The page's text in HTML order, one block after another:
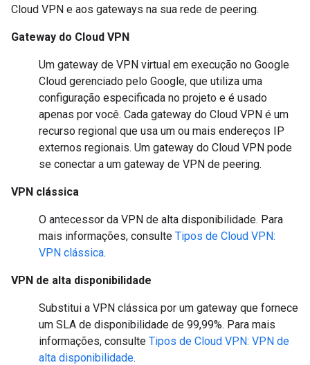
Cloud VPN e aos gateways na sua rede de peering.
Gateway do Cloud VPN
Um gateway de VPN virtual em execução no Google
Cloud gerenciado pelo Google, que utiliza uma
configuração especificada no projeto e é usado
apenas por você. Cada gateway do Cloud VPN é um
recurso regional que usa um ou mais endereços IP
externos regionais. Um gateway do Cloud VPN pode
se conectar a um gateway de VPN de peering.
VPN clássica
O antecessor da VPN de alta disponibilidade. Para
mais informações, consulte Tipos de Cloud VPN:
VPN clássica.
VPN de alta disponibilidade
Substitui a VPN clássica por um gateway que fornece
um SLA de disponibilidade de 99,99%. Para mais
informações, consulte Tipos de Cloud VPN: VPN de
alta disponibilidade.